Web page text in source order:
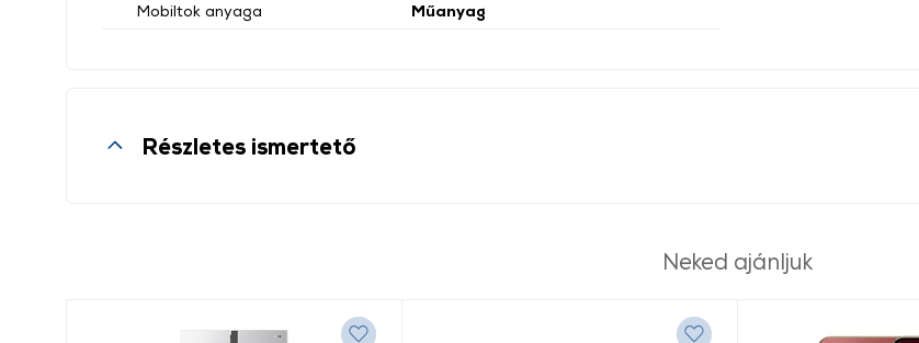
Mobiltok anyaga
Műanyag
Részletes ismertető
Neked ajánljuk